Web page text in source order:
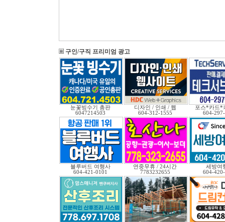
구인/구직 프리미엄 광고
눈꽃빙수기 총판
6047214503
디자인 / 인쇄 / 웹
604-312-1555
포스*카드*
604-
블루버드 여행사
604-421-0101
연중무휴 / 24시간
7783232655
세방여
604-